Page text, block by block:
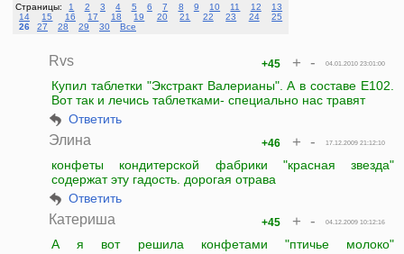
Страницы: 1 2 3 4 5 6 7 8 9 10 11 12
13
14
15 16 17 18 19 20 21 22 23 24
25
26
27 28 29 30 Все
Rvs 04.01.2010 23:01:00
+45 + -
Купил таблетки "Экстракт Валерианы". А в составе Е102.
Вот так и лечись таблетками- специально нас травят
Ответить
Элина 17.12.2009 21:12:10
+46 + -
конфеты кондитерской фабрики "красная звезда"
содержат эту гадость. дорогая отрава
Ответить
Катериша 04.12.2009 10:12:16
+45 + -
А я вот решила конфетами "птичье молоко"